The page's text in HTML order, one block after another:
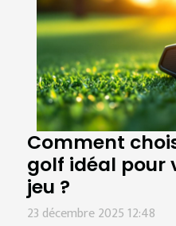
Comment
golf idéal pour
jeu ?
23 décembre 2025 12:48